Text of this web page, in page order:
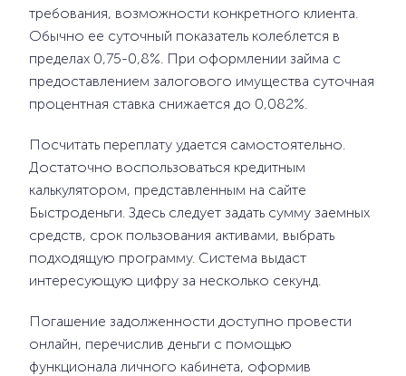
требования, возможности конкретного клиента.
Обычно ее суточный показатель колеблется в
пределах 0,75-0,8%. При оформлении займа с
предоставлением залогового имущества суточная
процентная ставка снижается до 0,082%.
Посчитать переплату удается самостоятельно.
Достаточно воспользоваться кредитным
калькулятором, представленным на сайте
Быстроденьги. Здесь следует задать сумму заемных
средств, срок пользования активами, выбрать
подходящую программу. Система выдаст
интересующую цифру за несколько секунд.
Погашение задолженности доступно провести
онлайн, перечислив деньги с помощью
функционала личного кабинета, оформив